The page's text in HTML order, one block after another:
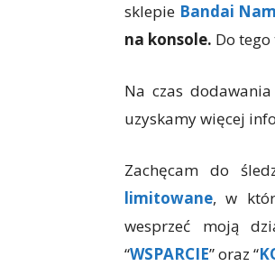
sklepie Bandai
na konsole. Do
Na czas
uzyskamy więcej
Zachęcam do
limitowane, w
wesprzeć moją
“WSPARCIE” oraz “